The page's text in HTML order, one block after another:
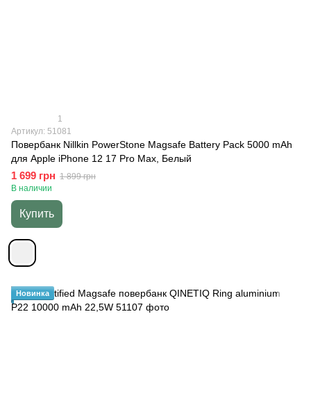
1
Артикул: 51081
Повербанк Nillkin PowerStone Magsafe Battery Pack 5000 mAh
для Apple iPhone 12 17 Pro Max, Белый
1 699 грн 1 899 грн
В наличии
Купить
Новинка